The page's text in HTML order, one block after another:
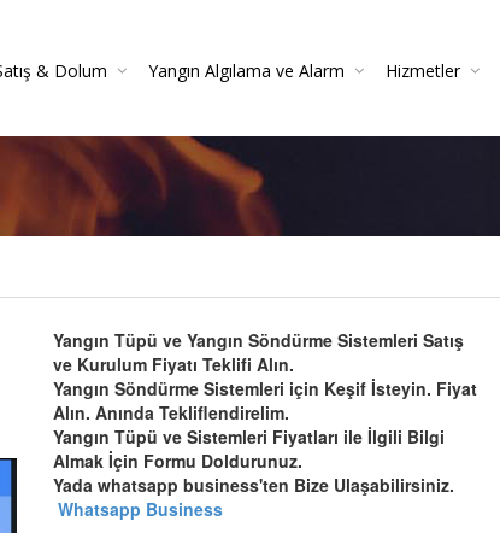
& Dolum Yangın Algılama ve Alarm Hizmetler
Yangın Tüpü ve Yangın Söndürme Sistemleri Satış
ve Kurulum Fiyatı Teklifi Alın.
Yangın Söndürme Sistemleri için Keşif İsteyin. Fiyat
Alın. Anında Tekliflendirelim.
Yangın Tüpü ve Sistemleri Fiyatları ile İlgili Bilgi
Almak İçin Formu Doldurunuz.
Yada whatsapp business'ten Bize Ulaşabilirsiniz.
Whatsapp Business